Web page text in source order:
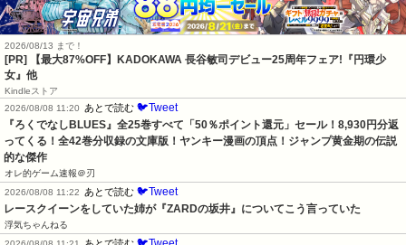
2026/08/13 まで！
[PR] 【最大87%OFF】KADOKAWA 長谷敏司デビュー25周年フェア!『円環少
女』他
Kindleストア
2026/08/08 11:20
あとで読む 🐦Tweet
『ろくでなしBLUES』全25巻すべて「50％ポイント還元」セール！8,930円分返
ってくる！全42巻分収録の文庫版！ヤンキー漫画の頂点！ジャンプ黄金期の伝説
的な傑作
オレ的ゲーム速報＠刃
2026/08/08 11:22
あとで読む 🐦Tweet
レースクイーンをしていた姉が『ZARDの坂井』についてこう言っていた
浮気ちゃんねる